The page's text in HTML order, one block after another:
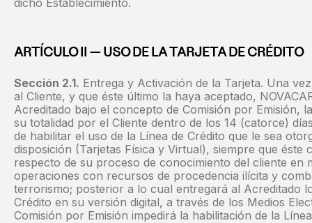
dicho Establecimiento.
ARTÍCULO II — USO DE LA TARJETA DE CRÉDITO
Sección 2.1. Entrega y Activación de la Tarjeta. Una
al Cliente, y que éste último la haya aceptado,
Acreditado bajo el concepto de Comisión por Emisión,
su totalidad por el Cliente dentro de los 14 (catorce)
de habilitar el uso de la Línea de Crédito que le sea
disposición (Tarjetas Física y Virtual), siempre que éste
respecto de su proceso de conocimiento del cliente en
operaciones con recursos de procedencia ilícita y
terrorismo; posterior a lo cual entregará al Acreditado
Crédito en su versión digital, a través de los Medios
Comisión por Emisión impedirá la habilitación de la